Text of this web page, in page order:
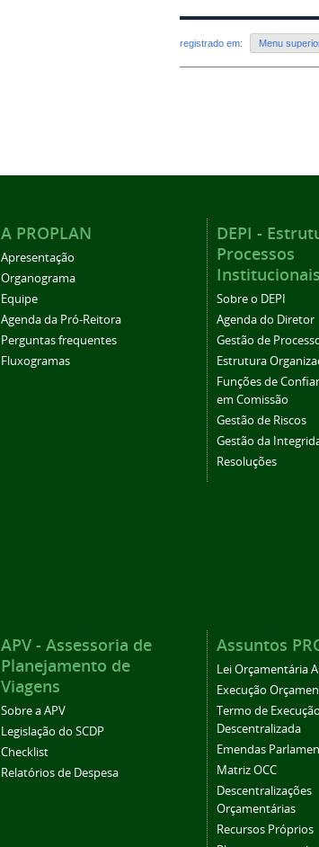
registrado em: Menu
A PROPLAN
Apresentação
Organograma
Equipe
Agenda da Pró-Reitora
Perguntas frequentes
Fluxogramas
DEPI -
Processos
Institucionais
Sobre o DEPI
Agenda do Diretor
Gestão de
Estrutura
Funções de
em Comissão
Gestão de Riscos
Gestão da
Resoluções
APV - Assessoria de
Planejamento de
Viagens
Sobre a APV
Legislação do SCDP
Checklist
Relatórios de Despesa
Assuntos
Lei Orçamentária
Execução
Termo de Execução
Descentralizada
Emendas
Matriz OCC
Descentralizações
Orçamentárias
Recursos Próprios